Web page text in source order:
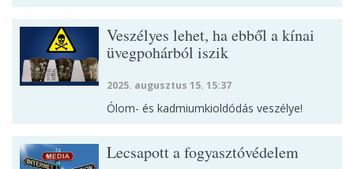
Veszélyes lehet, ha ebből a kínai
üvegpohárból iszik
2025. augusztus 15. 15:37
Ólom- és kadmiumkioldódás veszélye!
Lecsapott a fogyasztóvédelem